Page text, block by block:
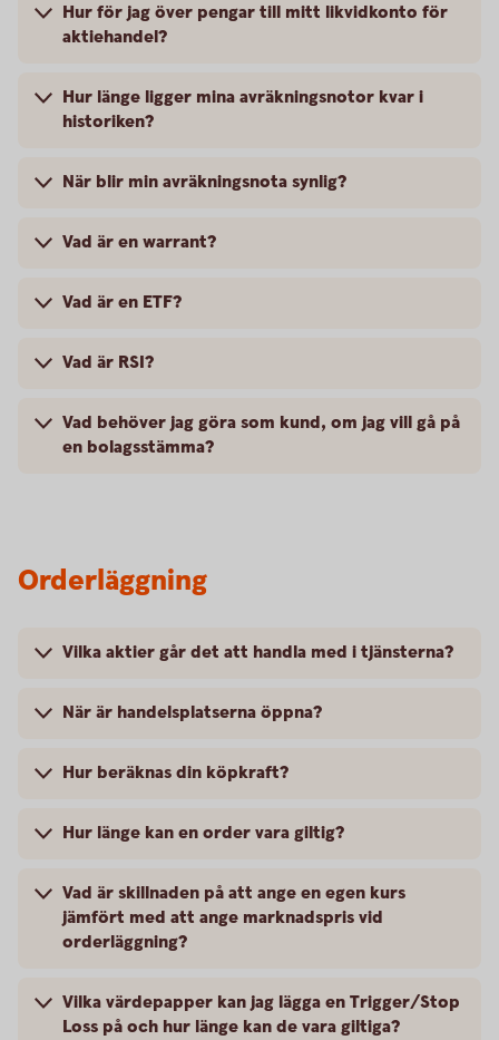
Hur för jag över pengar till mitt likvidkonto för
aktiehandel?
Hur länge ligger mina avräkningsnotor kvar i
historiken?
När blir min avräkningsnota synlig?
Vad är en warrant?
Vad är en ETF?
Vad är RSI?
Vad behöver jag göra som kund, om jag vill gå på
en bolagsstämma?
Orderläggning
Vilka aktier går det att handla med i tjänsterna?
När är handelsplatserna öppna?
Hur beräknas din köpkraft?
Hur länge kan en order vara giltig?
Vad är skillnaden på att ange en egen kurs
jämfört med att ange marknadspris vid
orderläggning?
Vilka värdepapper kan jag lägga en Trigger/Stop
Loss på och hur länge kan de vara giltiga?